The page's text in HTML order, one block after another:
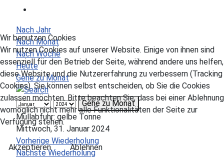
Nach Jahr
Nach Monat
Nach Woche
Heute
Gehe zu Monat
Gehe zu Monat
Müllabfuhr: gelbe Tonne
Mittwoch, 31. Januar 2024
Vorherige Wiederholung
Nächste Wiederholung
Wir benutzen Cookies
Wir nutzen Cookies auf unserer Website. Einige von ihnen sind
essenziell für den Betrieb der Seite, während andere uns helfen,
diese Website und die Nutzererfahrung zu verbessern (Tracking
Cookies). Sie können selbst entscheiden, ob Sie die Cookies
zulassen möchten. Bitte beachten Sie, dass bei einer Ablehnung
womöglich nicht mehr alle Funktionalitäten der Seite zur
Verfügung stehen.
Akzeptieren
Ablehnen